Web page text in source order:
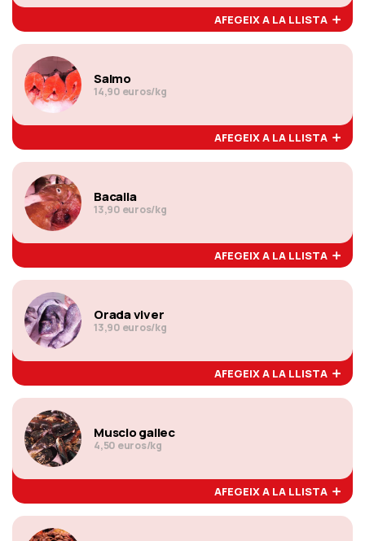
AFEGEIX A LA LLISTA
Salmo
14,90 euros/kg
AFEGEIX A LA LLISTA
Bacalla
13,90 euros/kg
AFEGEIX A LA LLISTA
Orada viver
13,90 euros/kg
AFEGEIX A LA LLISTA
Musclo gallec
4,50 euros/kg
AFEGEIX A LA LLISTA